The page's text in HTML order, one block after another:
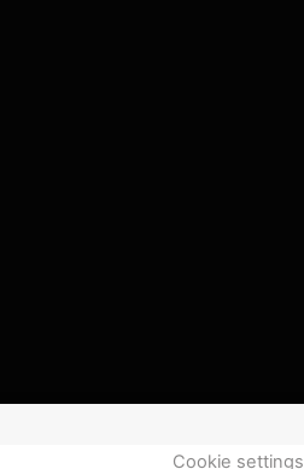
Cookie settings